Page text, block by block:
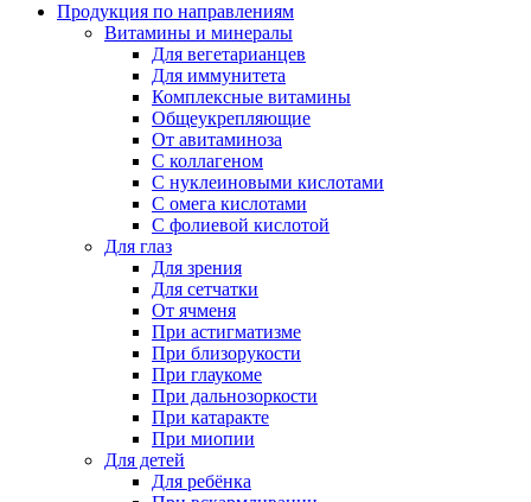
Продукция по направлениям
Витамины и минералы
Для вегетарианцев
Для иммунитета
Комплексные витамины
Общеукрепляющие
От авитаминоза
С коллагеном
С нуклеиновыми кислотами
С омега кислотами
С фолиевой кислотой
Для глаз
Для зрения
Для сетчатки
От ячменя
При астигматизме
При близорукости
При глаукоме
При дальнозоркости
При катаракте
При миопии
Для детей
Для ребёнка